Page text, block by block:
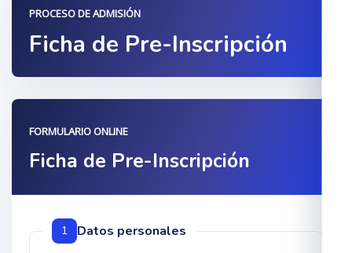
PROCESO DE ADMISIÓN
Ficha de Pre-Inscripción
FORMULARIO ONLINE
Ficha de Pre-Inscripción
1 Datos personales